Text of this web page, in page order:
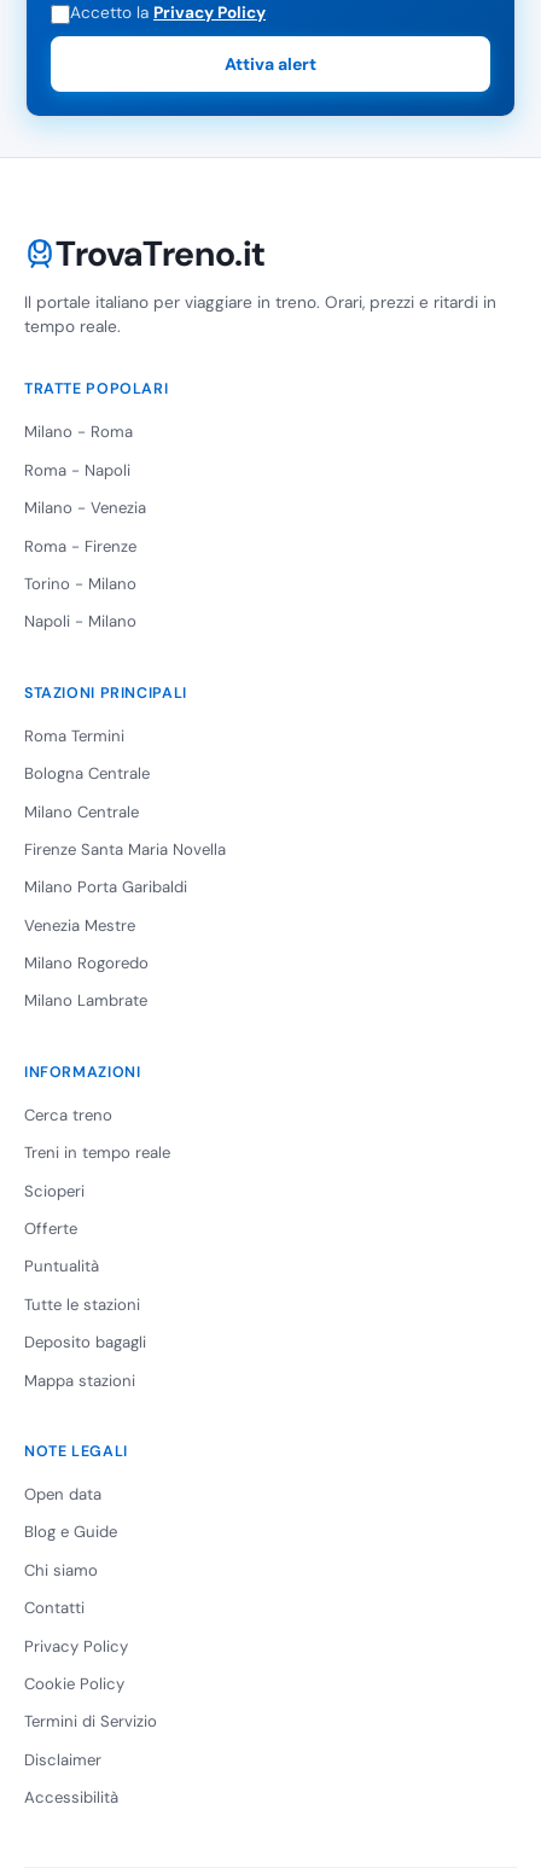
Accetto la Privacy Policy
Attiva alert
TrovaTreno.it
Il portale italiano per viaggiare in treno. Orari, prezzi e ritardi in
tempo reale.
TRATTE POPOLARI
Milano - Roma
Roma - Napoli
Milano - Venezia
Roma - Firenze
Torino - Milano
Napoli - Milano
STAZIONI PRINCIPALI
Roma Termini
Bologna Centrale
Milano Centrale
Firenze Santa Maria Novella
Milano Porta Garibaldi
Venezia Mestre
Milano Rogoredo
Milano Lambrate
INFORMAZIONI
Cerca treno
Treni in tempo reale
Scioperi
Offerte
Puntualità
Tutte le stazioni
Deposito bagagli
Mappa stazioni
NOTE LEGALI
Open data
Blog e Guide
Chi siamo
Contatti
Privacy Policy
Cookie Policy
Termini di Servizio
Disclaimer
Accessibilità